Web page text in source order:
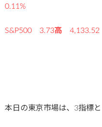
0.11%
S&P500 3.73高
本日の東京市場は、3指標と